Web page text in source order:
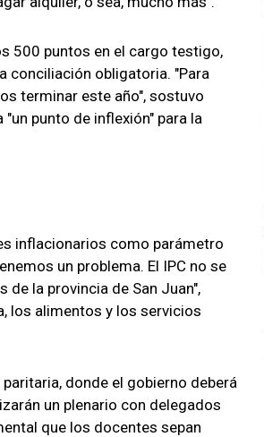
500 puntos en el cargo testigo,
conciliación obligatoria. "Para
terminar este año", sostuvo
punto de inflexión" para la
inflacionarios como parámetro
un problema. El IPC no se
la provincia de San Juan",
los alimentos y los servicios
donde el gobierno deberá
un plenario con delegados
que los docentes sepan